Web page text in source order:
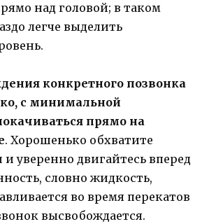
над головой; в таком
легче выделить
конкретного позвонка
с минимальной
прямо на
. Хорошенько обхватите
уверенно двигайтесь вперед
словно жидкость,
во время перекатов
высвобождается.